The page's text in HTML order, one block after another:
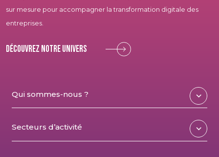
sur mesure pour accompagner la transformation digitale des
entreprises.
Découvrez notre univers
Qui sommes-nous ?
Secteurs d’activité